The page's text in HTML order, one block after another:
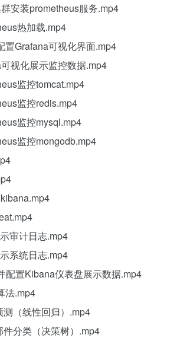
安装prometheus服务.mp4
热加载.mp4
置Grafana可视化界面.mp4
视化展示监控数据.mp4
监控tomcat.mp4
监控redis.mp4
监控mysql.mp4
监控mongodb.mp4
审计日志.mp4
系统日志.mp4
配置Kibana仪表盘展示数据.mp4
法.mp4
（线性回归）.mp4
分类（决策树）.mp4